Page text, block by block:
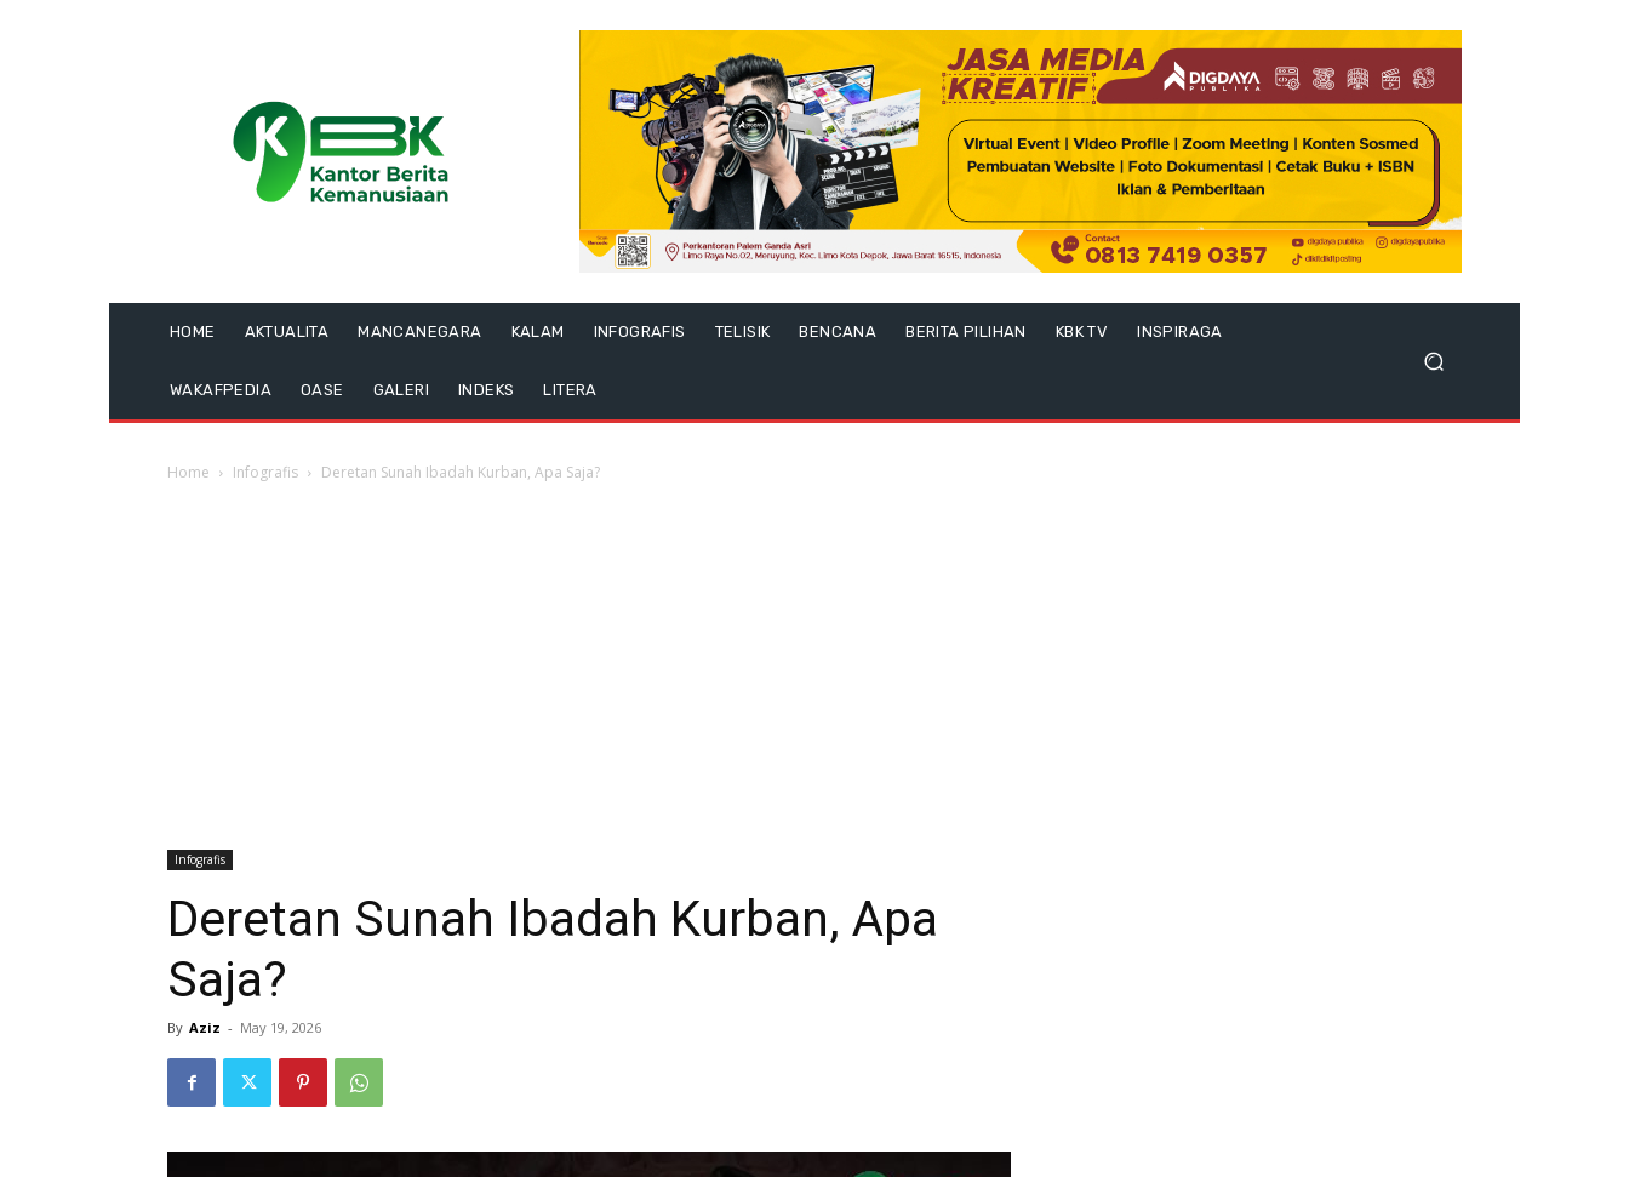
HOME AKTUALITA MANCANEGARA KALAM INFOGRAFIS TELISIK BENCANA BERITA PILIHAN KBK TV INSPIRAGA
WAKAFPEDIA OASE GALERI INDEKS LITERA
Home Infografis Deretan Sunah Ibadah Kurban, Apa Saja?
Infografis
Deretan Sunah Ibadah Kurban, Apa
Saja?
By Aziz - May 19, 2026